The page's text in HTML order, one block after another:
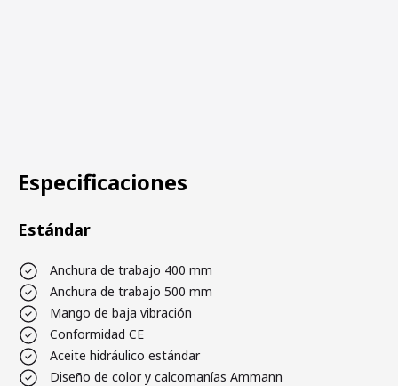
Especificaciones
Estándar
Anchura de trabajo 400 mm
Anchura de trabajo 500 mm
Mango de baja vibración
Conformidad CE
Aceite hidráulico estándar
Diseño de color y calcomanías Ammann